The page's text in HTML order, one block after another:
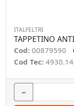
ITALFELTRI
TAPPETINO
Cod: 00879590
Cod Tec:
−